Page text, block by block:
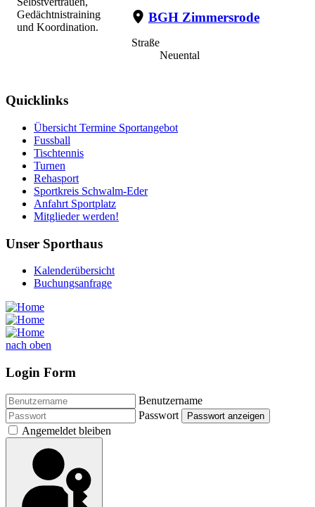
Gedächtnistraining
und Koordination.
BGH Zimmersrode
Straße
Neuental
Quicklinks
Übersicht Termine Sportangebot
Fussball
Tischtennis
Turnen
Rehasport
Sportkreis Schwalm-Eder
Anfahrt Sportplatz
Mitglieder werden!
Unser Sporthaus
Kalenderübersicht
Buchungsanfrage
nach oben
Login Form
Benutzername
Passwort
Passwort anzeigen
Angemeldet bleiben